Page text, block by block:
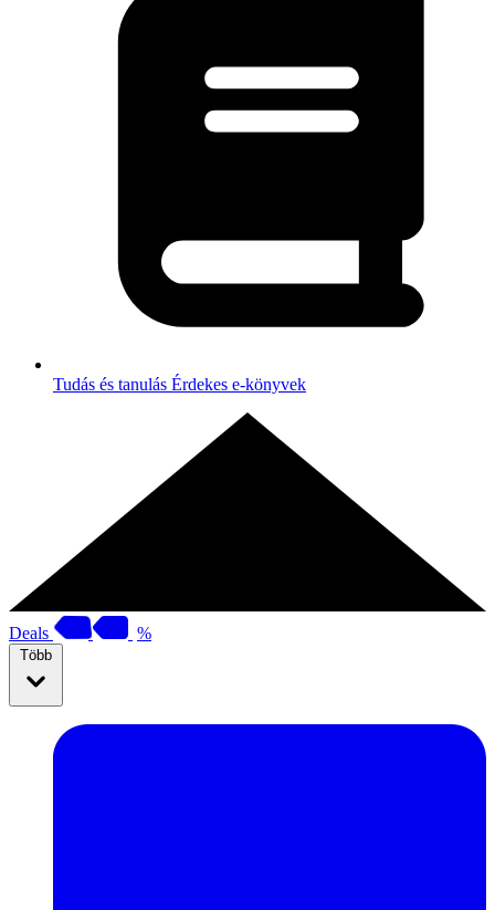
Tudás és tanulás Érdekes e-könyvek
Deals %
Több